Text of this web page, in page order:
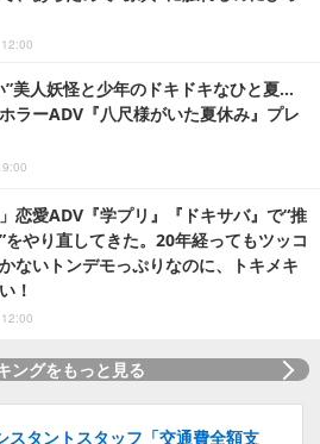
”美人妖怪と少年のドキドキなひと夏…
ラーADV『八尺様がいた夏休み』プレ
」恋愛ADV『学プリ』『ドキサバ』で“推
をやり直してきた。20年経ってもツッコ
ないトンデモっぷりなのに、トキメキ
！
ングをもっと見る
スタントスタッフ「交通費全額支